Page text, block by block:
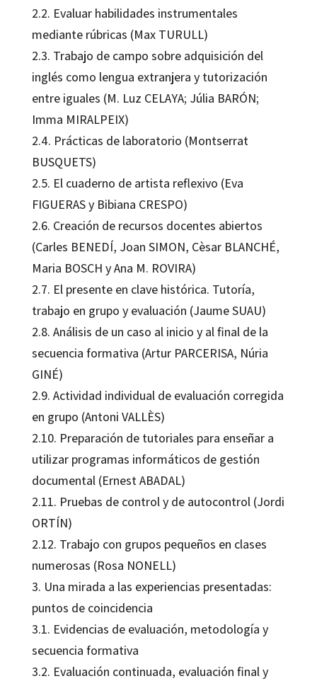
2.2. Evaluar habilidades instrumentales
mediante rúbricas (Max TURULL)
2.3. Trabajo de campo sobre adquisición del
inglés como lengua extranjera y tutorización
entre iguales (M. Luz CELAYA; Júlia BARÓN;
Imma MIRALPEIX)
2.4. Prácticas de laboratorio (Montserrat
BUSQUETS)
2.5. El cuaderno de artista reflexivo (Eva
FIGUERAS y Bibiana CRESPO)
2.6. Creación de recursos docentes abiertos
(Carles BENEDÍ, Joan SIMON, Cèsar BLANCHÉ,
Maria BOSCH y Ana M. ROVIRA)
2.7. El presente en clave histórica. Tutoría,
trabajo en grupo y evaluación (Jaume SUAU)
2.8. Análisis de un caso al inicio y al final de la
secuencia formativa (Artur PARCERISA, Núria
GINÉ)
2.9. Actividad individual de evaluación corregida
en grupo (Antoni VALLÈS)
2.10. Preparación de tutoriales para enseñar a
utilizar programas informáticos de gestión
documental (Ernest ABADAL)
2.11. Pruebas de control y de autocontrol (Jordi
ORTÍN)
2.12. Trabajo con grupos pequeños en clases
numerosas (Rosa NONELL)
3. Una mirada a las experiencias presentadas:
puntos de coincidencia
3.1. Evidencias de evaluación, metodología y
secuencia formativa
3.2. Evaluación continuada, evaluación final y